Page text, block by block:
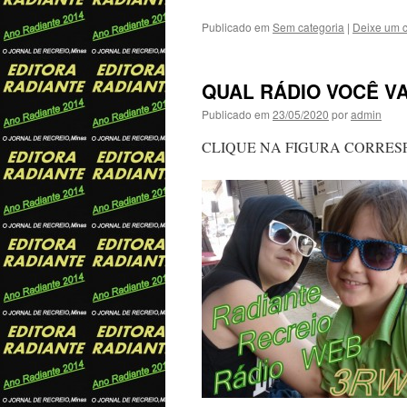
Publicado em Sem categoria | Deixe um
QUAL RÁDIO VOCÊ
Publicado em 23/05/2020 poradmin
CLIQUE NA FIGURA